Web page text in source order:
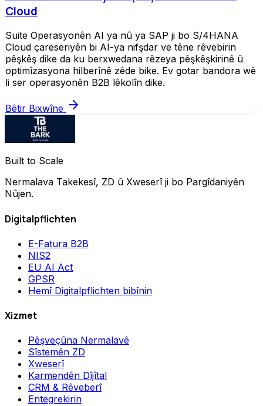
Cloud
Suite Operasyonên AI ya nû ya SAP ji bo S/4HANA
Cloud çareseriyên bi AI-ya nifşdar ve têne rêvebirin
pêşkêş dike da ku berxwedana rêzeya pêşkêşkirinê û
optimîzasyona hilberînê zêde bike. Ev gotar bandora wê
li ser operasyonên B2B lêkolîn dike.
Bêtir Bixwîne
Built to Scale
Nermalava Takekesî, ZD û Xweserî ji bo Pargîdaniyên
Nûjen.
Digitalpflichten
E-Fatura B2B
NIS2
EU AI Act
GPSR
Hemî Digitalpflichten bibînin
Xizmet
Pêşveçûna Nermalavê
Sîstemên ZD
Xweserî
Karmendên Dîjîtal
CRM & Rêveberî
Entegrekirin